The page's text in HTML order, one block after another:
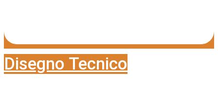
Disegno Tecnico